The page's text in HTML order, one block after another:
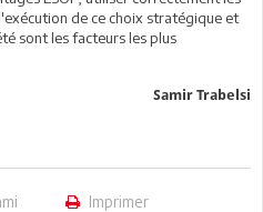
de ce choix stratégique et
sont les facteurs les plus
Samir Trabelsi
Imprimer